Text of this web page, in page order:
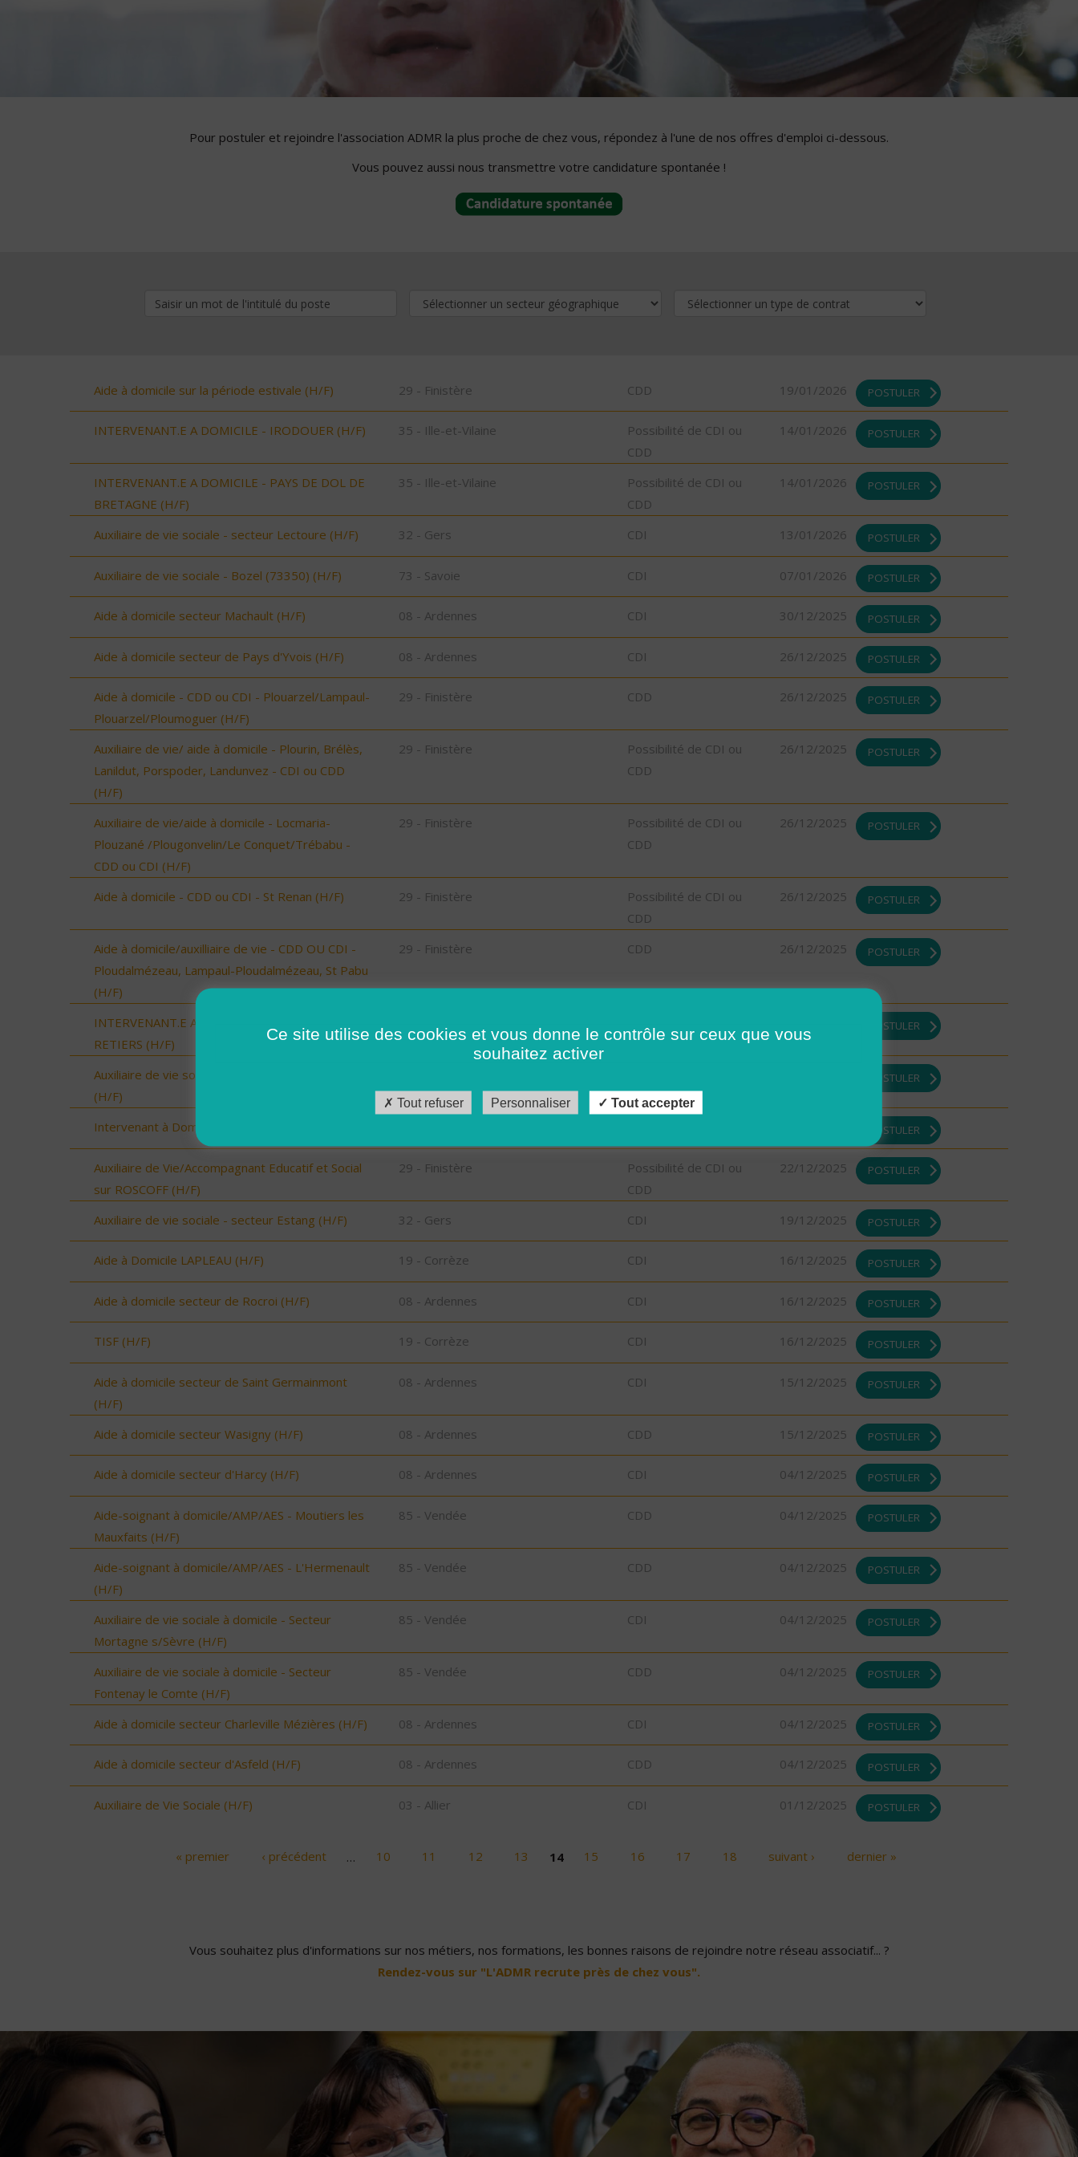
Pour postuler et rejoindre l'association ADMR la plus proche de chez vous, répondez à l'une de nos offres d'emploi ci-dessous.
Vous pouvez aussi nous transmettre votre candidature spontanée !
Aide à domicile sur la période estivale (H/F) 29 - Finistère CDD 19/01/2026 POSTULER
INTERVENANT.E A DOMICILE - IRODOUER (H/F) 35 - Ille-et-Vilaine
Possibilité de CDI ou
CDD
14/01/2026 POSTULER
INTERVENANT.E A DOMICILE - PAYS DE DOL DE
BRETAGNE (H/F)
35 - Ille-et-Vilaine
Possibilité de CDI ou
CDD
14/01/2026 POSTULER
Auxiliaire de vie sociale - secteur Lectoure (H/F) 32 - Gers CDI 13/01/2026 POSTULER
Auxiliaire de vie sociale - Bozel (73350) (H/F) 73 - Savoie CDI 07/01/2026 POSTULER
Aide à domicile secteur Machault (H/F) 08 - Ardennes CDI 30/12/2025 POSTULER
Aide à domicile secteur de Pays d'Yvois (H/F) 08 - Ardennes CDI 26/12/2025 POSTULER
Aide à domicile - CDD ou CDI - Plouarzel/Lampaul-
Plouarzel/Ploumoguer (H/F)
29 - Finistère CDD 26/12/2025 POSTULER
Auxiliaire de vie/ aide à domicile - Plourin, Brélès,
Lanildut, Porspoder, Landunvez - CDI ou CDD
(H/F)
29 - Finistère
Possibilité de CDI ou
CDD
26/12/2025 POSTULER
Auxiliaire de vie/aide à domicile - Locmaria-
Plouzané /Plougonvelin/Le Conquet/Trébabu -
CDD ou CDI (H/F)
29 - Finistère
Possibilité de CDI ou
CDD
26/12/2025 POSTULER
Aide à domicile - CDD ou CDI - St Renan (H/F) 29 - Finistère
Possibilité de CDI ou
CDD
26/12/2025 POSTULER
Aide à domicile/auxilliaire de vie - CDD OU CDI -
Ploudalmézeau, Lampaul-Ploudalmézeau, St Pabu
(H/F)
29 - Finistère CDD 26/12/2025 POSTULER
INTERVENANT.E A DOMICILE - MARTIGNE-
RETIERS (H/F)
CDD
POSTULER
Auxiliaire de vie sociale - secteur Vic-Fezensac
(H/F)
POSTULER
Intervenant à Domicile sur ROSCOFF (H/F) POSTULER
Auxiliaire de Vie/Accompagnant Educatif et Social
sur ROSCOFF (H/F)
29 - Finistère
Possibilité de CDI ou
CDD
22/12/2025 POSTULER
Auxiliaire de vie sociale - secteur Estang (H/F) 32 - Gers CDI 19/12/2025 POSTULER
Aide à Domicile LAPLEAU (H/F) 19 - Corrèze CDI 16/12/2025 POSTULER
Aide à domicile secteur de Rocroi (H/F) 08 - Ardennes CDI 16/12/2025 POSTULER
TISF (H/F) 19 - Corrèze CDI 16/12/2025 POSTULER
Aide à domicile secteur de Saint Germainmont
(H/F)
08 - Ardennes CDI 15/12/2025 POSTULER
Aide à domicile secteur Wasigny (H/F) 08 - Ardennes CDD 15/12/2025 POSTULER
Aide à domicile secteur d'Harcy (H/F) 08 - Ardennes CDI 04/12/2025 POSTULER
Aide-soignant à domicile/AMP/AES - Moutiers les
Mauxfaits (H/F)
85 - Vendée CDD 04/12/2025 POSTULER
Aide-soignant à domicile/AMP/AES - L'Hermenault
(H/F)
85 - Vendée CDD 04/12/2025 POSTULER
Auxiliaire de vie sociale à domicile - Secteur
Mortagne s/Sèvre (H/F)
85 - Vendée CDI 04/12/2025 POSTULER
Auxiliaire de vie sociale à domicile - Secteur
Fontenay le Comte (H/F)
85 - Vendée CDD 04/12/2025 POSTULER
Aide à domicile secteur Charleville Mézières (H/F) 08 - Ardennes CDI 04/12/2025 POSTULER
Aide à domicile secteur d'Asfeld (H/F) 08 - Ardennes CDD 04/12/2025 POSTULER
Auxiliaire de Vie Sociale (H/F) 03 - Allier CDI 01/12/2025 POSTULER
« premier ‹ précédent … 10 11 12 13 14 15 16 17 18 suivant › dernier »
Vous souhaitez plus d'informations sur nos métiers, nos formations, les bonnes raisons de rejoindre notre réseau associatif... ?
Rendez-vous sur "L'ADMR recrute près de chez vous".
Ce site utilise des cookies et vous donne le contrôle sur ceux que vous
souhaitez activer
Tout refuser Personnaliser Tout accepter